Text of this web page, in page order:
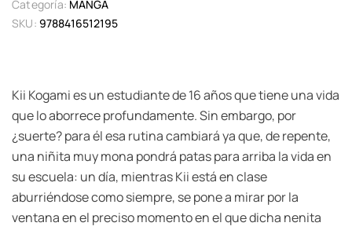
Categoría: MANGA
SKU: 9788416512195
Kii Kogami es un estudiante de 16 años que tiene una vida
que lo aborrece profundamente. Sin embargo, por
¿suerte? para él esa rutina cambiará ya que, de repente,
una niñita muy mona pondrá patas para arriba la vida en
su escuela: un día, mientras Kii está en clase
aburriéndose como siempre, se pone a mirar por la
ventana en el preciso momento en el que dicha nenita